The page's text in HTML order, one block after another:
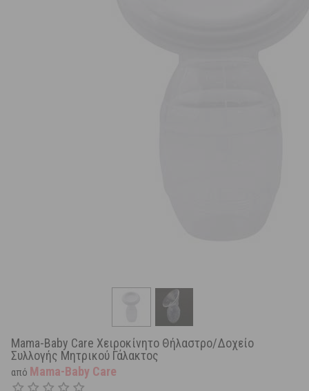
Mama-Baby Care Χειροκίνητο Θήλαστρο/Δοχείο
Συλλογής Μητρικού Γάλακτος
από Mama-Baby Care